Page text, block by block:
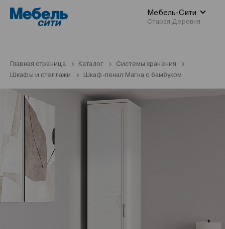
Мебель-Сити
Старая Деревня
Главная страница Каталог
Системы хранения
Шкафы и стеллажи
Шкаф-пенал Магна с бамбуком